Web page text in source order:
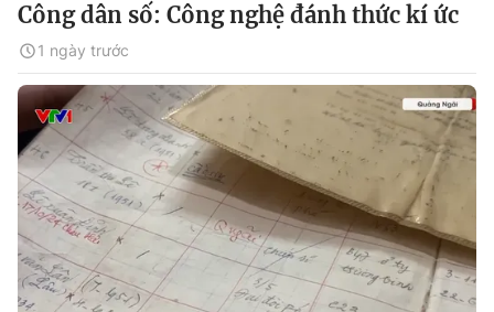
Công dân số: Công nghệ đánh thức kí ức
1 ngày trước